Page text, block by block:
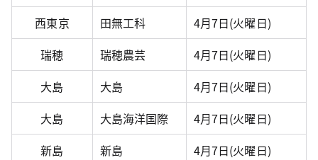
西東京
田無工科
4月7日(火曜日)
瑞穂
瑞穂農芸
4月7日(火曜日)
大島
大島
4月7日(火曜日)
大島
大島海洋国際
4月7日(火曜日)
新島
新島
4月7日(火曜日)